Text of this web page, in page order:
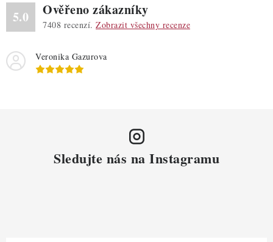
5.0 Ověřeno zákazníky
7408 recenzí. Zobrazit všechny recenze
Veronika Gazurova
Sledujte nás na Instagramu